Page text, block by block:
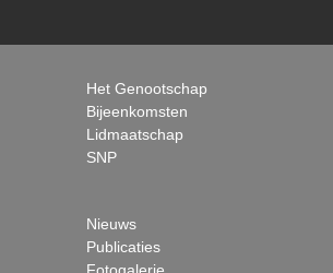
Het Genootschap
Bijeenkomsten
Lidmaatschap
SNP
Nieuws
Publicaties